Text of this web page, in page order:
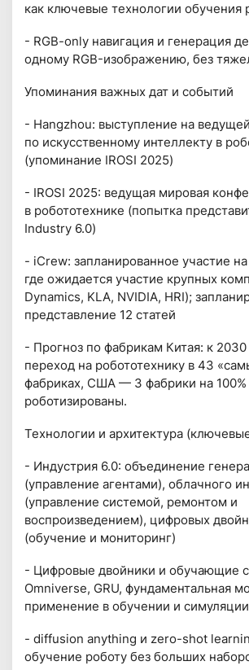
как ключевые технологии обучения
- RGB-only навигация и генерация
одному RGB-изображению, без
Упоминания важных дат и событий
- Hangzhou: выступление на
по искусственному интеллекту в
(упоминание IROSI 2025)
- IROSI 2025: ведущая мировая
в робототехнике (попытка
Industry 6.0)
- iCrew: запланированное участие
где ожидается участие крупных
Dynamics, KLA, NVIDIA, HRI);
представление 12 статей
- Прогноз по фабрикам Китая: к
переход на робототехнику в 43
фабриках, США — 3 фабрики на 100%
роботизированы.
Технологии и архитектура
- Индустрия 6.0: объединение
(управление агентами), облачного
(управление системой, ремонтом и
воспроизведением), цифровых
(обучение и мониторинг)
- Цифровые двойники и обучающие
Omniverse, GRU, фундаментальная
применение в обучении и симуляции
- diffusion anything и zero-shot
обучение роботу без больших